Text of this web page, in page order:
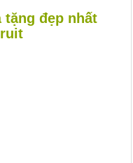
tặng đẹp nhất